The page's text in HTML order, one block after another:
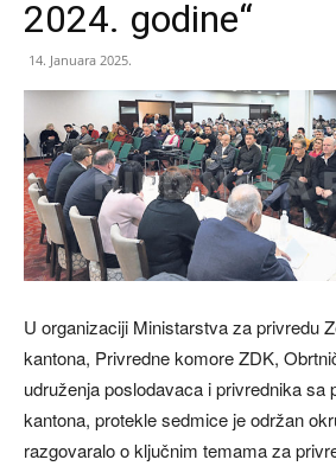
2024. godine“
14. Januara 2025.
U organizaciji Ministarstva za privredu
kantona, Privredne komore ZDK,
udruženja poslodavaca i privrednika sa
kantona, protekle sedmice je održan
razgovaralo o ključnim temama za